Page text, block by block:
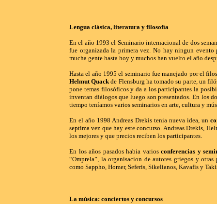
Lengua clásica, literatura y filosofía
En el año 1993 el Seminario internacional de dos
fue organizada la primera vez. No hay ningun
mucha gente hasta hoy y muchos han vuelto el año
Hasta el año 1995 el seminario fue manejado por el
Helmut Quackde Flensburg ha tomado su parte, un
pone temas filosóficos y da a los participantes la
inventan diálogos que luego son presentados. En los
tiempo teníamos varios seminarios en arte, cultura y
En el año 1998 Andreas Drekis tenia nueva idea, un
septima vez que hay este concurso. Andreas Drekis,
los mejores y que precios reciben los participantes.
En los años pasados habia variosconferencias y
“Omprela”, la organisacion de autores griegos y
como Sappho, Homer, Seferis, Sikelianos, Kavafis y
La música: conciertos y concursos